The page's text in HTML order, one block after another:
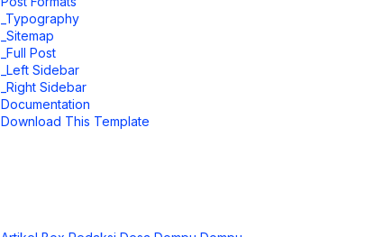
_Typography
_Sitemap
_Full Post
_Left Sidebar
_Right Sidebar
Documentation
Download This Template